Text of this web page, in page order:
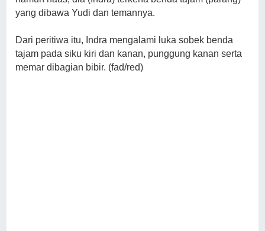
yang dibawa Yudi dan temannya.
Dari peritiwa itu, Indra mengalami luka sobek benda
tajam pada siku kiri dan kanan, punggung kanan serta
memar dibagian bibir. (fad/red)